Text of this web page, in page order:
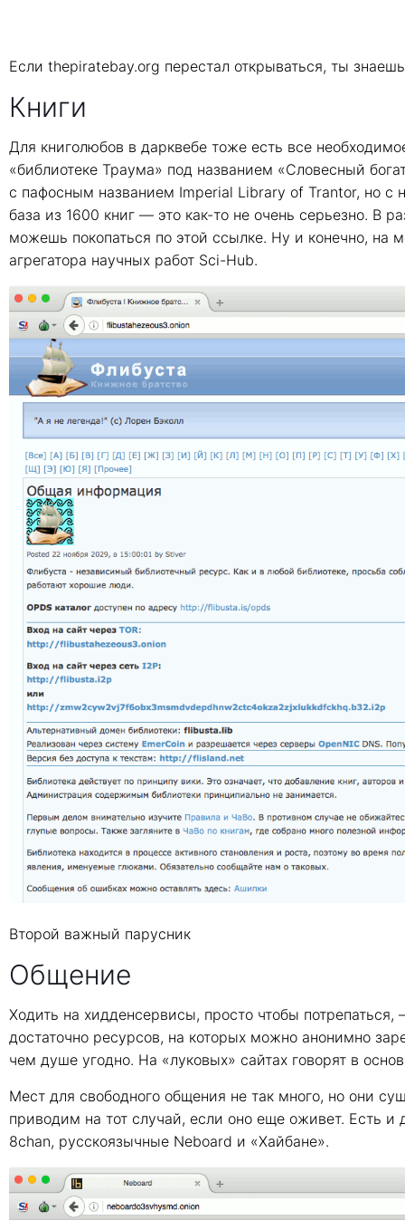
Если thepiratebay.org перестал открываться, ты
Книги
Для книголюбов в дарквебе тоже есть все
«библиотеке Траума» под названием «Словесный
с пафосным названием Imperial Library of Trantor, но с
база из 1600 книг — это как-то не очень серьезно. В
можешь покопаться по этой ссылке. Ну и конечно, на
агрегатора научных работ Sci-Hub.
Второй важный парусник
Общение
Ходить на хидденсервисы, просто чтобы
достаточно ресурсов, на которых можно анонимно
чем душе угодно. На «луковых» сайтах говорят в
Мест для свободного общения не так много, но они
приводим на тот случай, если оно еще оживет. Есть
8chan, русскоязычные Neboard и «Хайбане».